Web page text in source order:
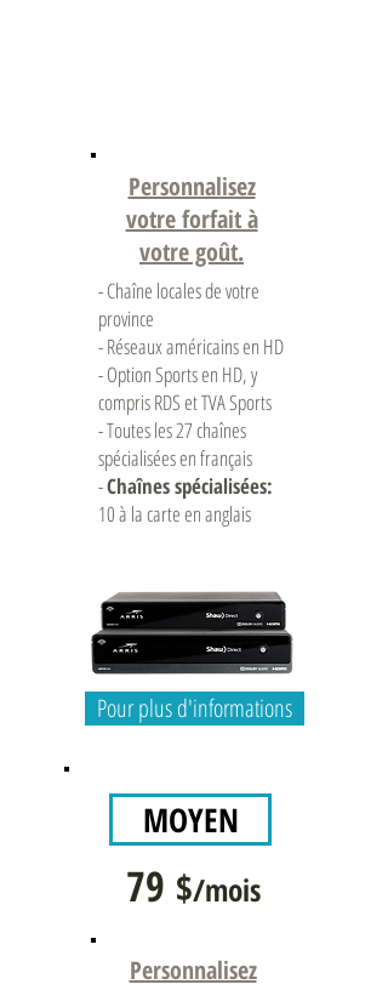
Personnalisez
votre forfait à
votre goût.
- Chaîne locales de votre
province
- Réseaux américains en HD
- Option Sports en HD, y
compris RDS et TVA Sports
- Toutes les 27 chaînes
spécialisées en français
-Chaînes spécialisées:
10 à la carte en anglais
Pour plus d'informations
MOYEN
79 $/mois
Personnalisez